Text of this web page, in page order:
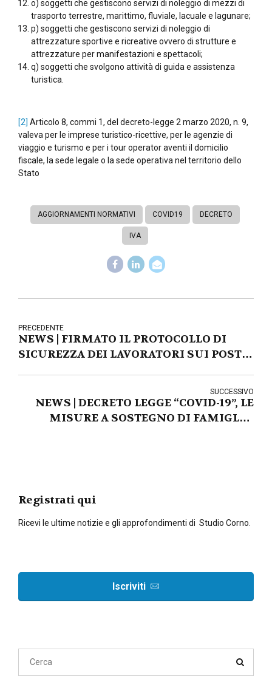
o) soggetti che gestiscono servizi di noleggio di mezzi di
trasporto terrestre, marittimo, fluviale, lacuale e lagunare;
p) soggetti che gestiscono servizi di noleggio di
attrezzature sportive e ricreative ovvero di strutture e
attrezzature per manifestazioni e spettacoli;
q) soggetti che svolgono attività di guida e assistenza
turistica.
[2] Articolo 8, commi 1, del decreto-legge 2 marzo 2020, n. 9,
valeva per le imprese turistico-ricettive, per le agenzie di
viaggio e turismo e per i tour operator aventi il domicilio
fiscale, la sede legale o la sede operativa nel territorio dello
Stato
AGGIORNAMENTI NORMATIVI COVID19 DECRETO
IVA
PRECEDENTE
NEWS | FIRMATO IL PROTOCOLLO DI
SICUREZZA DEI LAVORATORI SUI POSTI
SUCCESSIVO
NEWS | DECRETO LEGGE “COVID-19”, LE
MISURE A SOSTEGNO DI FAMIGLIE,
Registrati qui
Ricevi le ultime notizie e gli approfondimenti di Studio Corno.
Iscriviti